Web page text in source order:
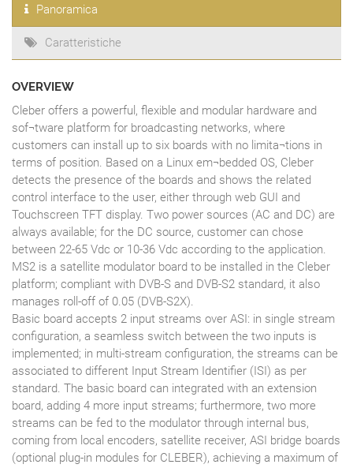
Panoramica
Caratteristiche
OVERVIEW
Cleber offers a powerful, flexible and modular hardware and
sof¬tware platform for broadcasting networks, where
customers can install up to six boards with no limita¬tions in
terms of position. Based on a Linux em¬bedded OS, Cleber
detects the presence of the boards and shows the related
control interface to the user, either through web GUI and
Touchscreen TFT display. Two power sources (AC and DC) are
always available; for the DC source, customer can chose
between 22-65 Vdc or 10-36 Vdc according to the application.
MS2 is a satellite modulator board to be installed in the Cleber
platform; compliant with DVB-S and DVB-S2 standard, it also
manages roll-off of 0.05 (DVB-S2X).
Basic board accepts 2 input streams over ASI: in single stream
configuration, a seamless switch between the two inputs is
implemented; in multi-stream configuration, the streams can be
associated to different Input Stream Identifier (ISI) as per
standard. The basic board can integrated with an extension
board, adding 4 more input streams; furthermore, two more
streams can be fed to the modulator through internal bus,
coming from local encoders, satellite receiver, ASI bridge boards
(optional plug-in modules for CLEBER), achieving a maximum of